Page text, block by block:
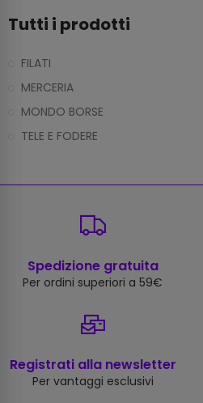
Tutti i prodotti
FILATI
MERCERIA
MONDO BORSE
TELE E FODERE
Spedizione gratuita
Per ordini superiori a 59€
Registrati alla newsletter
Per vantaggi esclusivi